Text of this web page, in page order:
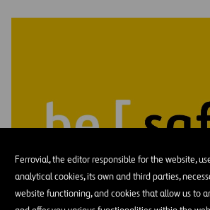
Ferrovial, the editor responsible for the website,
analytical cookies, its own and third parties,
website functioning, and cookies that allow us to